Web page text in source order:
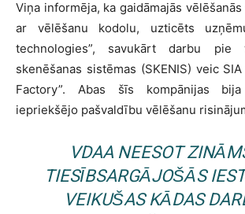
Viņa informēja, ka gaidāmajās
ar vēlēšanu kodolu, uzticēts
technologies”, savukārt darbu pie
skenēšanas sistēmas (SKENIS) veic
Factory”. Abas šīs kompānijas
iepriekšējo pašvaldību vēlēšanu
VDAA NEESOT
TIESĪBSARGĀJOŠĀS
VEIKUŠAS KĀDAS